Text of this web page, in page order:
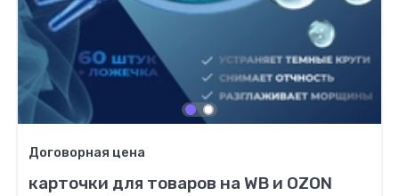
Договорная цена
карточки для товаров на WB и OZON